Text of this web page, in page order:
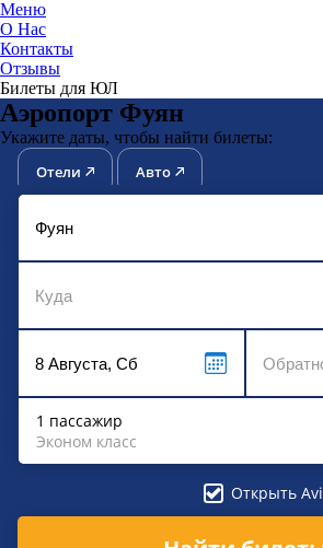
Меню
О Нас
Контакты
Отзывы
Билеты для ЮЛ
Аэропорт Фуян
Укажите даты, чтобы найти билеты:
Отели Авто
1 пассажир
Эконом класс
Открыть